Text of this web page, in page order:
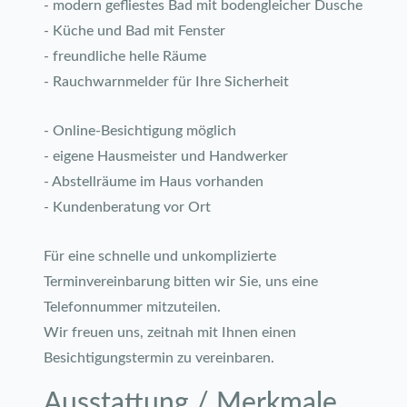
- modern gefliestes Bad mit bodengleicher Dusche
- Küche und Bad mit Fenster
- freundliche helle Räume
- Rauchwarnmelder für Ihre Sicherheit
- Online-Besichtigung möglich
- eigene Hausmeister und Handwerker
- Abstellräume im Haus vorhanden
- Kundenberatung vor Ort
Für eine schnelle und unkomplizierte
Terminvereinbarung bitten wir Sie, uns eine
Telefonnummer mitzuteilen.
Wir freuen uns, zeitnah mit Ihnen einen
Besichtigungstermin zu vereinbaren.